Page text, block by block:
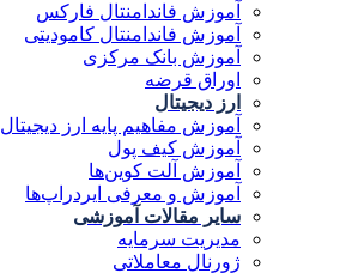
آموزش فاندامنتال فارکس
آموزش فاندامنتال کامودیتی
آموزش بانک مرکزی
اوراق قرضه
ارز دیجیتال
آموزش مفاهیم پایه ارز دیجیتال
آموزش کیف پول
آموزش آلت کوین‌ها
آموزش و معرفی ایردراپ‌ها
سایر مقالات آموزشی
مدیریت سرمایه
ژورنال معاملاتی